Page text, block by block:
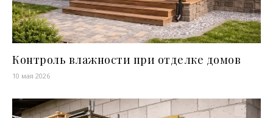
Контроль влажности при отделке домов
10 мая 2026